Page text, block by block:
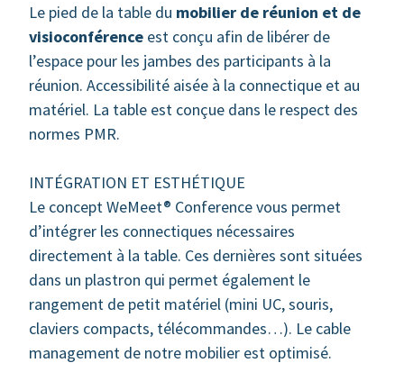
Le pied de la table du mobilier de réunion et de
visioconférence est conçu afin de libérer de
l’espace pour les jambes des participants à la
réunion. Accessibilité aisée à la connectique et au
matériel. La table est conçue dans le respect des
normes PMR.
INTÉGRATION ET ESTHÉTIQUE
Le concept WeMeet® Conference vous permet
d’intégrer les connectiques nécessaires
directement à la table. Ces dernières sont situées
dans un plastron qui permet également le
rangement de petit matériel (mini UC, souris,
claviers compacts, télécommandes…). Le cable
management de notre mobilier est optimisé.